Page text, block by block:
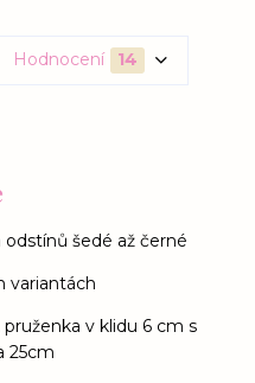
Hodnocení 14
šedé až černé
variantách
v klidu 6 cm s
25cm